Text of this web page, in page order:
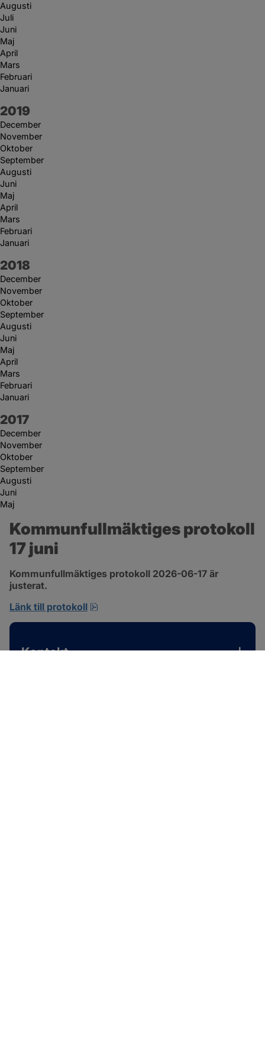
Augusti
Juli
Juni
Maj
April
Mars
Februari
Januari
År:
2019
December
November
Oktober
September
Augusti
Juni
Maj
April
Mars
Februari
Januari
År:
2018
December
November
Oktober
September
Augusti
Juni
Maj
April
Mars
Februari
Januari
År:
2017
December
November
Oktober
September
Augusti
Juni
Maj
Kommunfullmäktiges protokoll
17 juni
Kommunfullmäktiges protokoll 2026-06-17 är
justerat.
Länk till protokoll
Kontakt